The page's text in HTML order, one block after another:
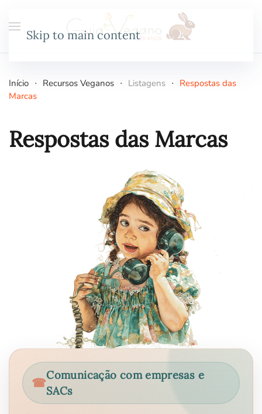
Skip to main content
Início Recursos Veganos Listagens
Respostas das
Marcas
Respostas das Marcas
Comunicação com empresas e
SACs